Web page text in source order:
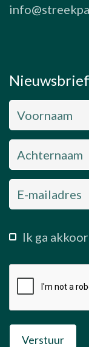
Nieuwsbrief
Ik ga